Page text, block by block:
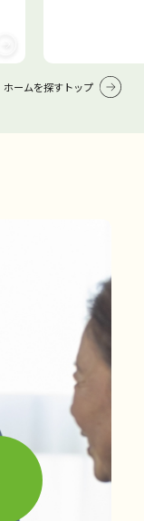
ホームを探すトップ